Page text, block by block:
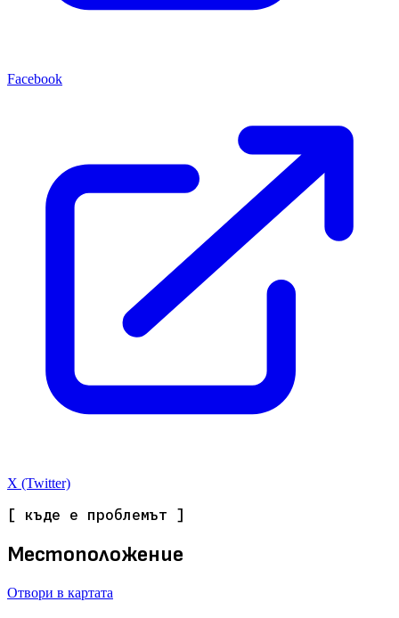
Facebook
X (Twitter)
[ къде е проблемът ]
Местоположение
Отвори в картата